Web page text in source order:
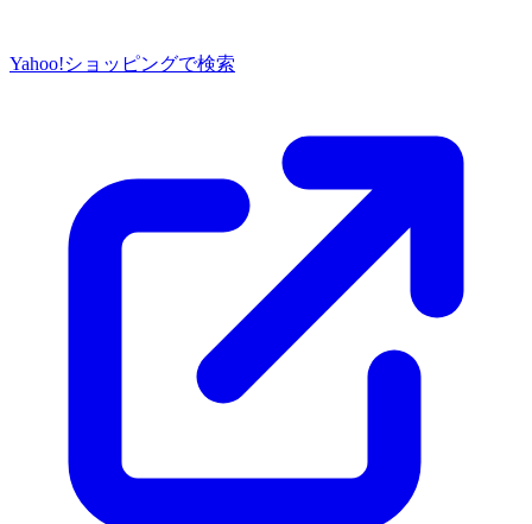
Yahoo!ショッピングで検索